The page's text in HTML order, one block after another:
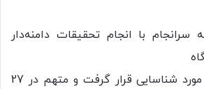
با انجام تحقیقات دامنه‌دار
متهم در غرب کشور مورد شناسایی قرار گرفت و متهم در 27